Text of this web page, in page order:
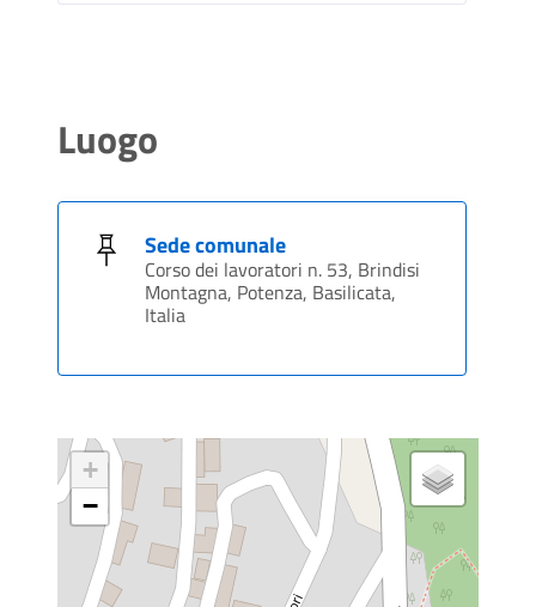
Luogo
Sede comunale
Corso dei lavoratori n. 53, Brindisi
Montagna, Potenza, Basilicata,
Italia
+
−